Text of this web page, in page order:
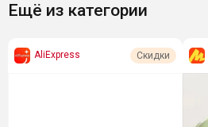
Ещё из категории
AliExpress Скидки